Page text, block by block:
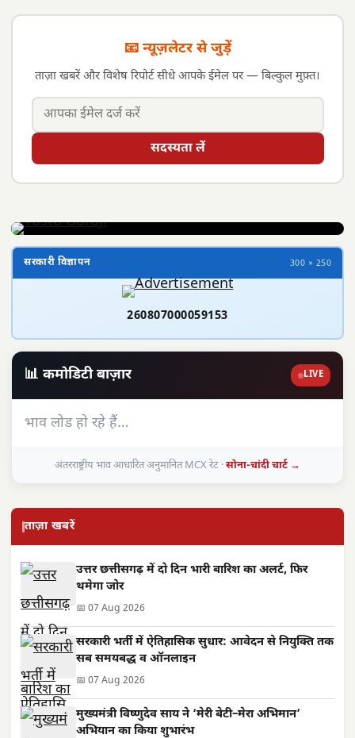
📧 न्यूज़लेटर से जुड़ें
ताज़ा खबरें और विशेष रिपोर्ट सीधे आपके ईमेल पर — बिल्कुल मुफ़्त।
सदस्यता लें
सरकारी विज्ञापन 300 × 250
260807000059153
📊 कमोडिटी बाज़ार LIVE
भाव लोड हो रहे हैं…
अंतरराष्ट्रीय भाव आधारित अनुमानित MCX रेट ·सोना-चांदी चार्ट →
ताज़ा खबरें
उत्तर छत्तीसगढ़ में दो दिन भारी बारिश का अलर्ट, फिर
थमेगा जोर
📅 07 Aug 2026
सरकारी भर्ती में ऐतिहासिक सुधार: आवेदन से नियुक्ति तक
सब समयबद्ध व ऑनलाइन
📅 07 Aug 2026
मुख्यमंत्री विष्णुदेव साय ने ‘मेरी बेटी–मेरा अभिमान’
अभियान का किया शुभारंभ